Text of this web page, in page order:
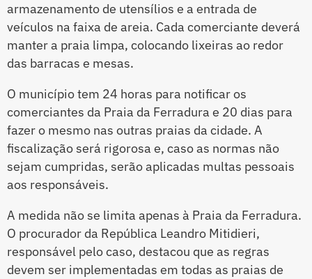
armazenamento de utensílios e a entrada de
veículos na faixa de areia. Cada comerciante deverá
manter a praia limpa, colocando lixeiras ao redor
das barracas e mesas.
O município tem 24 horas para notificar os
comerciantes da Praia da Ferradura e 20 dias para
fazer o mesmo nas outras praias da cidade. A
fiscalização será rigorosa e, caso as normas não
sejam cumpridas, serão aplicadas multas pessoais
aos responsáveis.
A medida não se limita apenas à Praia da Ferradura.
O procurador da República Leandro Mitidieri,
responsável pelo caso, destacou que as regras
devem ser implementadas em todas as praias de